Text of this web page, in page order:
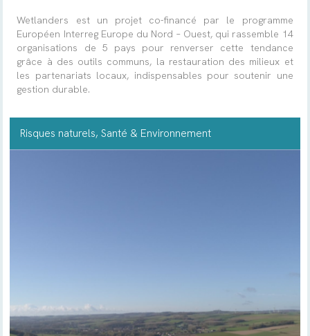
Wetlanders est un projet co-financé par le programme
Européen Interreg Europe du Nord – Ouest, qui rassemble 14
organisations de 5 pays pour renverser cette tendance
grâce à des outils communs, la restauration des milieux et
les partenariats locaux, indispensables pour soutenir une
gestion durable.
Risques naturels, Santé & Environnement